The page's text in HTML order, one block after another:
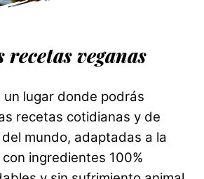
veganas
un lugar donde podrás
recetas cotidianas y de
mundo, adaptadas a la
ingredientes 100%